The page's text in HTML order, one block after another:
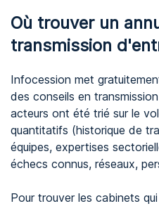
Où trouver un
transmission
Infocession met
des conseils en
acteurs ont été trié sur le
quantitatifs (historique de
équipes, expertises
échecs connus, réseaux,
Pour trouver les cabinets